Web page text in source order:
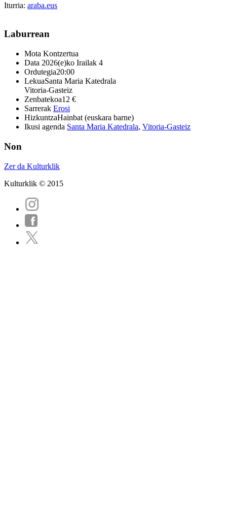
Iturria: araba.eus
Laburrean
Mota Kontzertua
Data 2026(e)ko Irailak 4
Ordutegia20:00
LekuaSanta Maria Katedrala
Vitoria-Gasteiz
Zenbatekoa12 €
Sarrerak Erosi
HizkuntzaHainbat (euskara barne)
Ikusi agenda Santa Maria Katedrala, Vitoria-Gasteiz
Non
Zer da Kulturklik
Kulturklik © 2015